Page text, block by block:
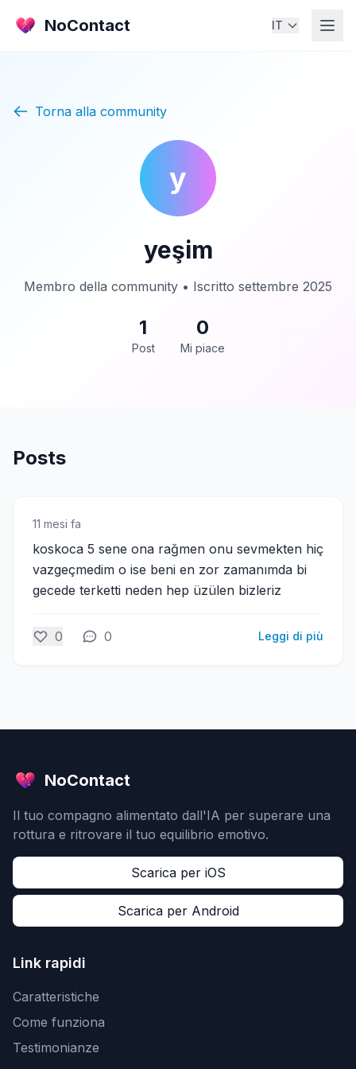
NoContact IT
Torna alla community
y
yeşim
Membro della community • Iscritto settembre 2025
1
Post
0
Mi piace
Posts
11 mesi fa
koskoca 5 sene ona rağmen onu sevmekten hiç
vazgeçmedim o ise beni en zor zamanımda bi
gecede terketti neden hep üzülen bizleriz
0 0 Leggi di più
NoContact
Il tuo compagno alimentato dall'IA per superare una
rottura e ritrovare il tuo equilibrio emotivo.
Scarica per iOS
Scarica per Android
Link rapidi
Caratteristiche
Come funziona
Testimonianze